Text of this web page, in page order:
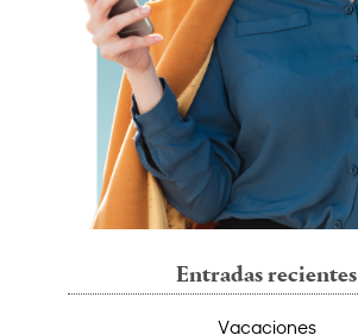
Entradas recientes
Vacaciones